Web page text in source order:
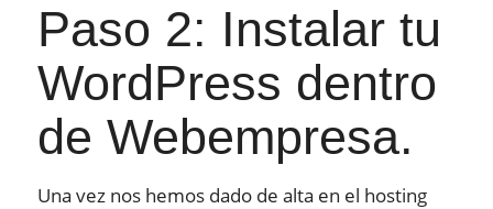
Paso 2: Instalar tu
WordPress dentro
de Webempresa.
Una vez nos hemos dado de alta en el hosting